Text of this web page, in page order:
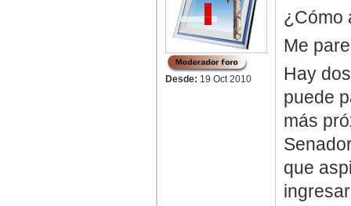
Desde: 19 Oct 2010
¿Cómo
Me
Hay
puede
más
que